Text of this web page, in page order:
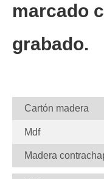
marcado
grabado.
Cartón madera
Mdf
Madera